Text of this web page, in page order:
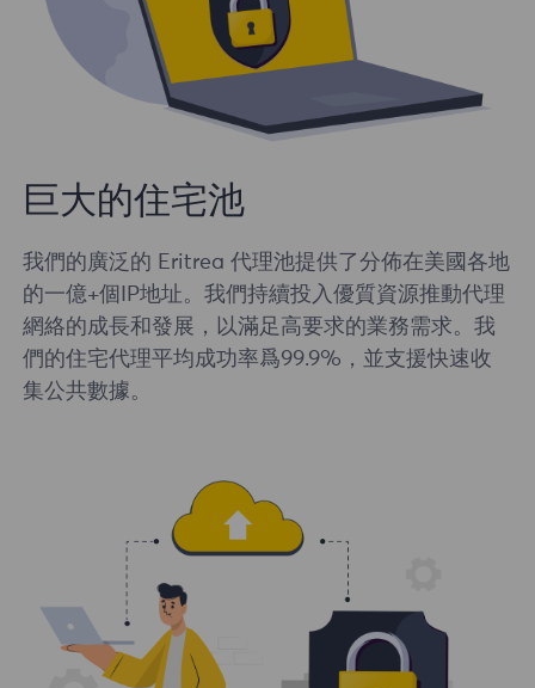
巨大的住宅池
我們的廣泛的 Eritrea 代理池提供了分佈在美國各地
的一億+個IP地址。我們持續投入優質資源推動代理
網絡的成長和發展，以滿足高要求的業務需求。我
們的住宅代理平均成功率爲99.9%，並支援快速收
集公共數據。